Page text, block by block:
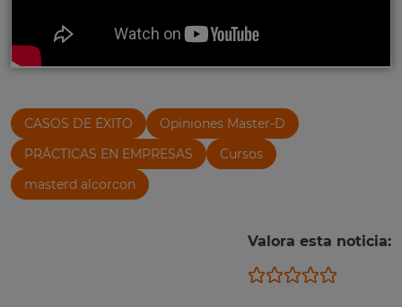
CASOS DE ÉXITO
Opiniones Master-D
PRÁCTICAS EN EMPRESAS
Cursos
masterd alcorcon
Valora esta noticia: